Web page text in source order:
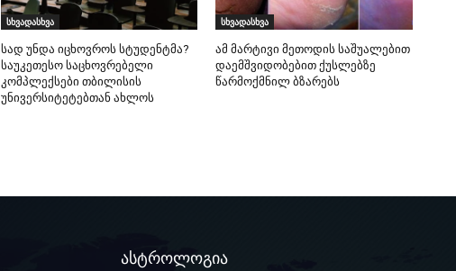
სხვადასხვა
სად უნდა იცხოვროს სტუდენტმა?
საუკეთესო საცხოვრებელი
კომპლექსები თბილისის
უნივერსიტეტებთან ახლოს
სხვადასხვა
ამ მარტივი მეთოდის საშუალებით
დაემშვიდობებით ქუსლებზე
წარმოქმნილ ბზარებს
ასტროლოგია